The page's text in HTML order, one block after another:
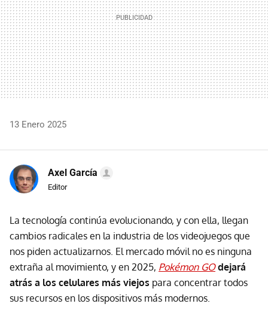
13 Enero 2025
Axel García
Editor
La tecnología continúa evolucionando, y con ella, llegan
cambios radicales en la industria de los videojuegos que
nos piden actualizarnos. El mercado móvil no es ninguna
extraña al movimiento, y en 2025, Pokémon GO dejará
atrás a los celulares más viejos para concentrar todos
sus recursos en los dispositivos más modernos.